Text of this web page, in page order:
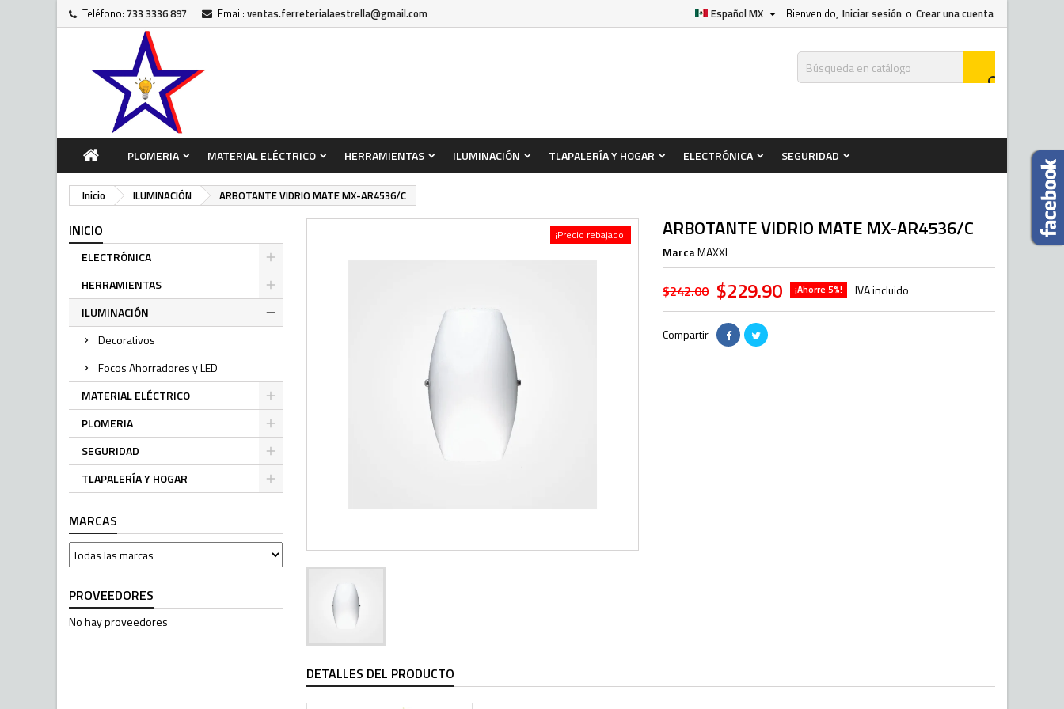
Teléfono: 733 3336 897 Email: ventas.ferreterialaestrella@gmail.com Bienvenido, Iniciar sesión o Crear una cuenta
Español MX 

PLOMERIA MATERIAL ELÉCTRICO HERRAMIENTAS ILUMINACIÓN TLAPALERÍA Y HOGAR ELECTRÓNICA SEGURIDAD
Inicio ILUMINACIÓN ARBOTANTE VIDRIO MATE MX-AR4536/C
INICIO
ELECTRÓNICA
HERRAMIENTAS
ILUMINACIÓN
Decorativos
Focos Ahorradores y LED
MATERIAL ELÉCTRICO
PLOMERIA
SEGURIDAD
TLAPALERÍA Y HOGAR
MARCAS
PROVEEDORES
No hay proveedores
¡Precio rebajado! ARBOTANTE VIDRIO MATE MX-AR4536/C
MarcaMAXXI
$242.00 $229.90 ¡Ahorre 5%! IVA incluido
Compartir
DETALLES DEL PRODUCTO